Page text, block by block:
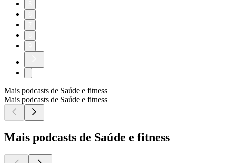
Mais podcasts de Saúde e fitness
Mais podcasts de Saúde e fitness
Mais podcasts de Saúde e fitness